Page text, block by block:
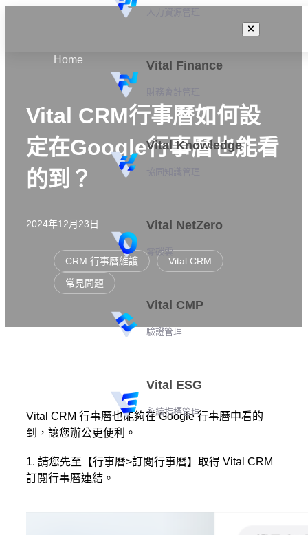
Vital Finance
Vital Knowledge
Vital NetZero
零碳雲
Vital CMP
驗證管理
Vital ESG
永續指標管理
Home
Vital CRM行事曆如何設
定在Google行事曆也能看
的到？
2024年12月23日
CRM 行事曆維護
Vital CRM
常見問題
Vital CRM 行事曆也能夠在 Google 行事曆中看的
到，讓您辦公更便利。
1. 請您先至【行事曆>訂閱行事曆】取得 Vital CRM
訂閱行事曆連結。